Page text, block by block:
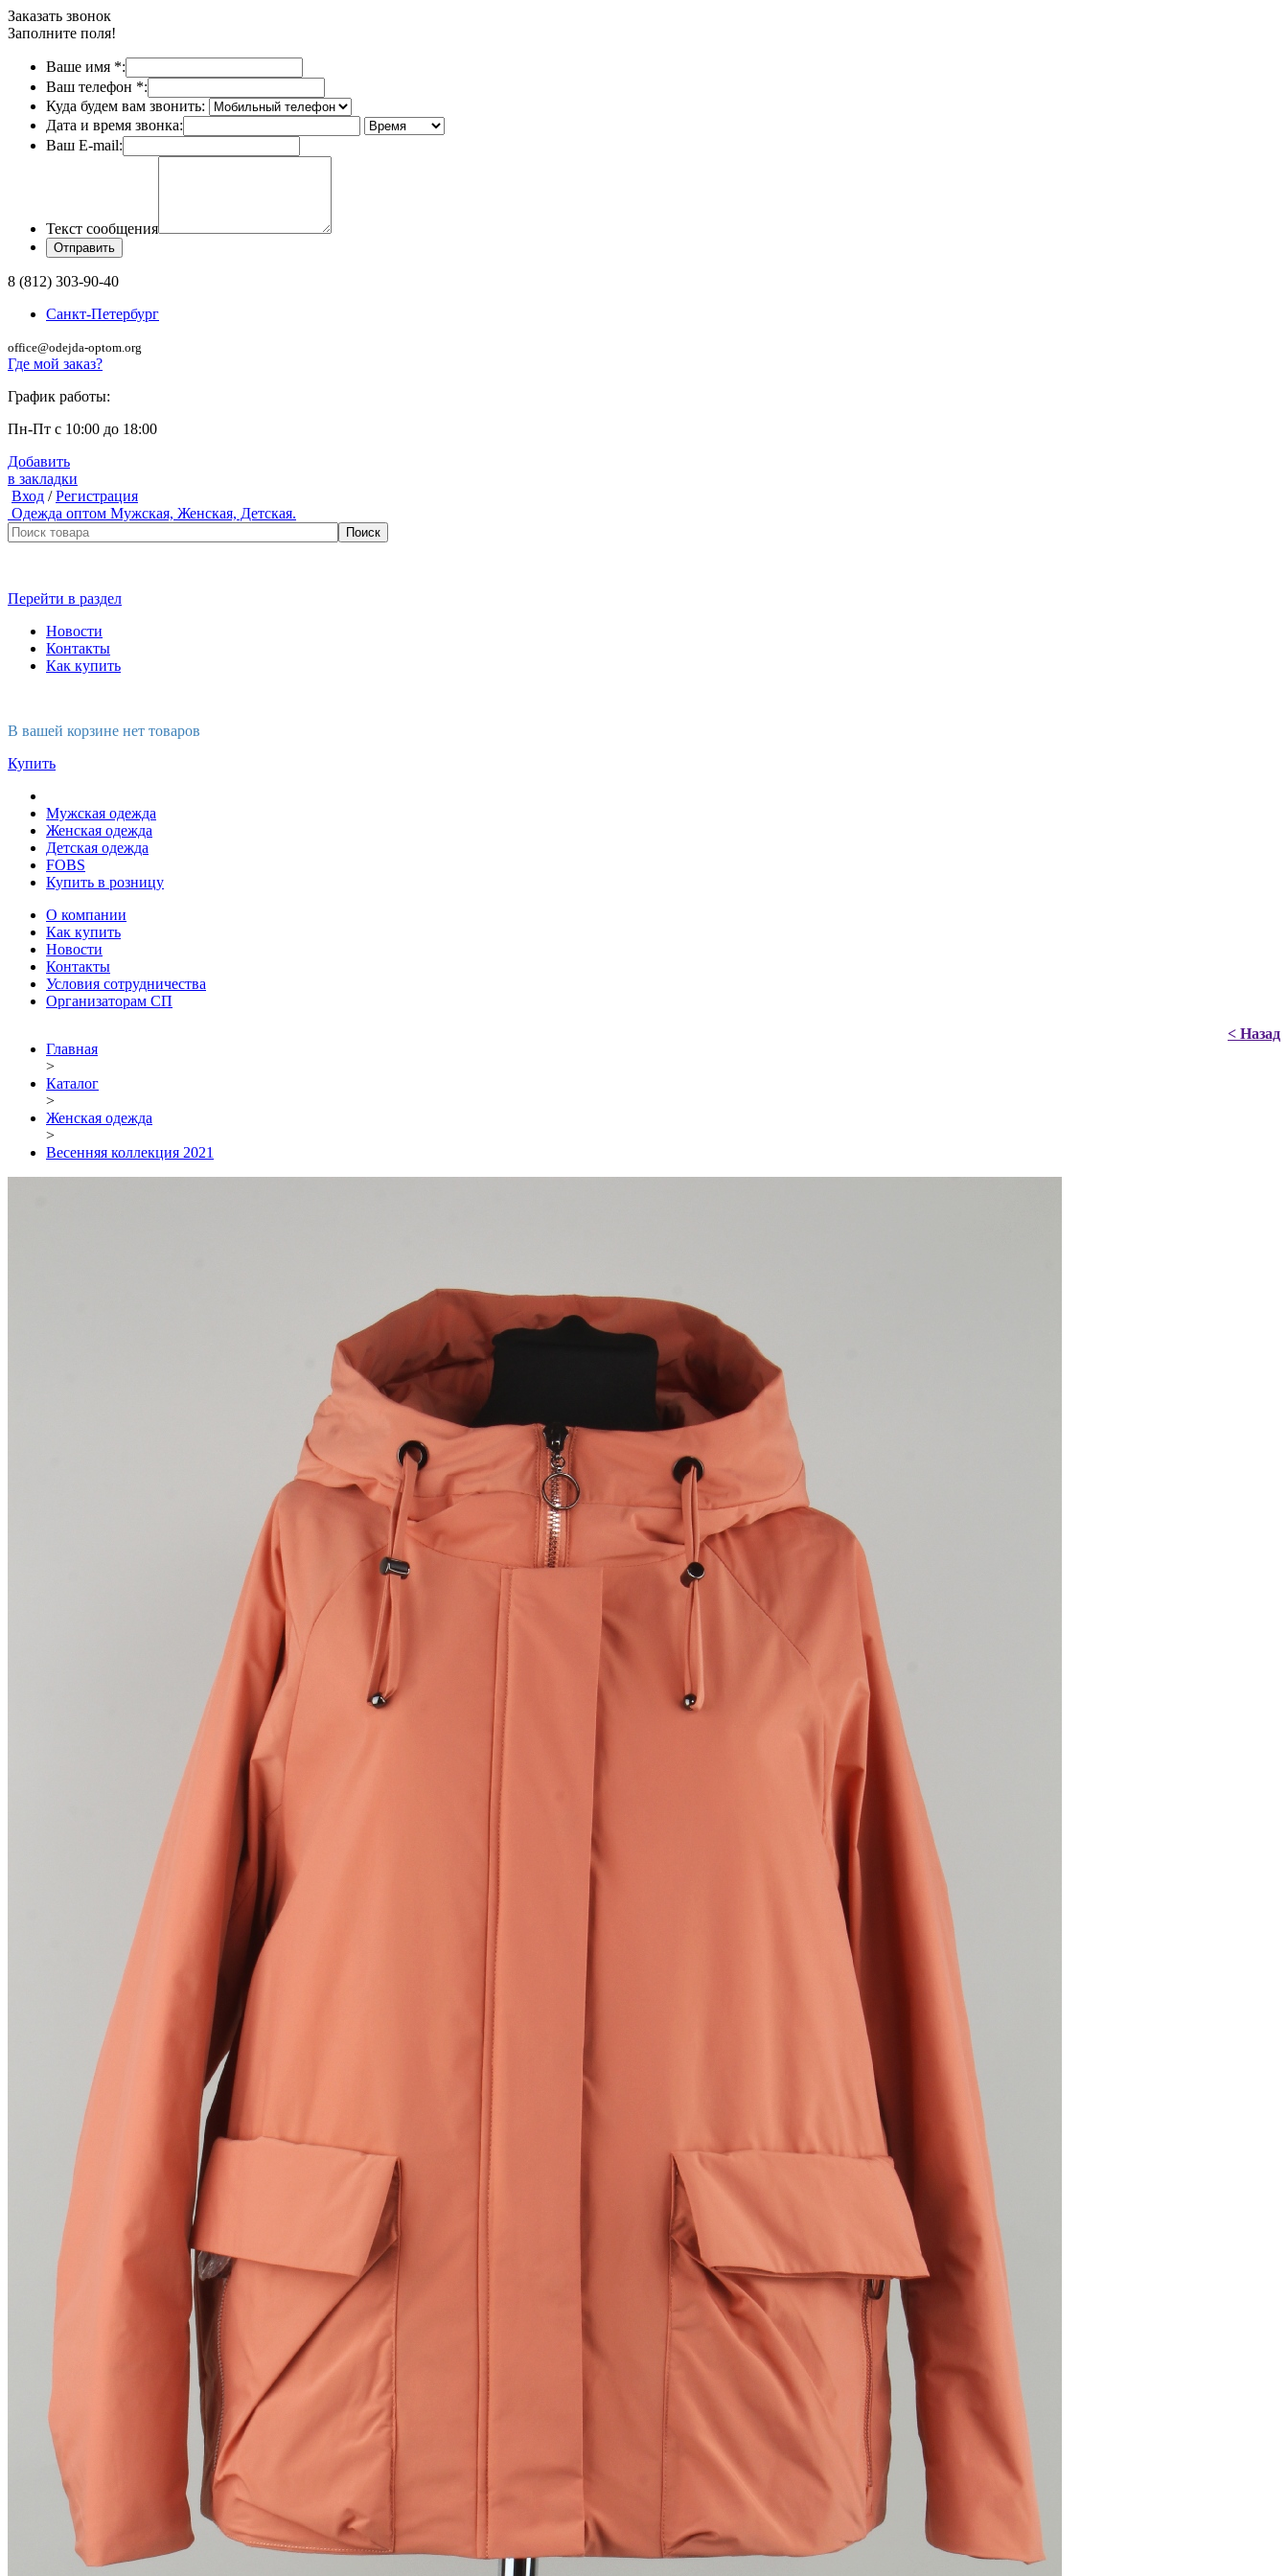
Заказать звонок
Заполните поля!
Ваше имя *:
Ваш телефон *:
Куда будем вам звонить:
Дата и время звонка:
Ваш E-mail:
Текст сообщения
8 (812) 303-90-40
Санкт-Петербург
office@odejda-optom.org
Где мой заказ?
График работы:
Пн-Пт с 10:00 до 18:00
Добавить
в закладки
Вход /Регистрация
Одежда оптом Мужская, Женская, Детская.
Перейти в раздел
Новости
Контакты
Как купить
В вашей корзине нет товаров
Купить
Мужская одежда
Женская одежда
Детская одежда
FOBS
Купить в розницу
О компании
Как купить
Новости
Контакты
Условия сотрудничества
Организаторам СП
Главная
>
Каталог
>
Женская одежда
>
Весенняя коллекция 2021
< Назад